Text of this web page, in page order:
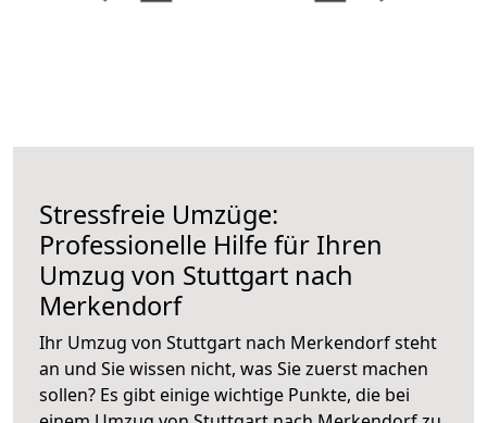
Stressfreie Umzüge:
Professionelle Hilfe für Ihren
Umzug von Stuttgart nach
Merkendorf
Ihr Umzug von Stuttgart nach Merkendorf steht
an und Sie wissen nicht, was Sie zuerst machen
sollen? Es gibt einige wichtige Punkte, die bei